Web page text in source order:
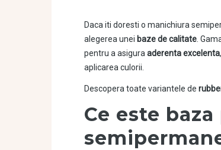
Daca iti doresti o manichiura
alegerea unei baze de calitate .
pentru a asigura aderenta excelenta,
aplicarea culorii.
Descopera toate variantele de
Ce este